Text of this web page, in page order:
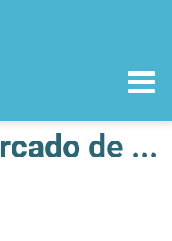
Análise do mercado de Medicamentos Genéricos